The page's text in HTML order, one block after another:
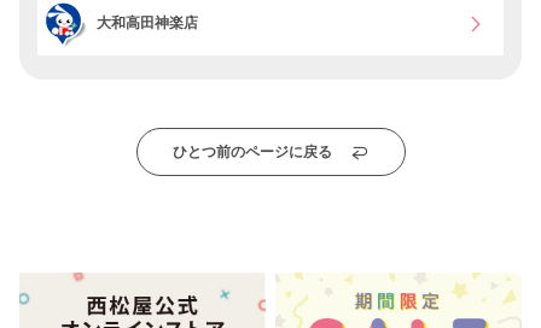
大和高田神楽店
ひとつ前のページに戻る